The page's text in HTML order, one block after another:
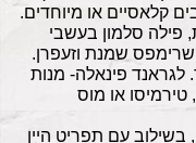
קלאסיים או מיוחדים.
פילה סלמון בעשבי
שרימפס שמנת וזעפרן.
לגראנד פינאלה- מנות
או מוס
עם תפריט היין